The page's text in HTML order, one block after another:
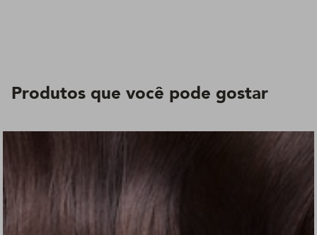
Produtos que você pode gostar